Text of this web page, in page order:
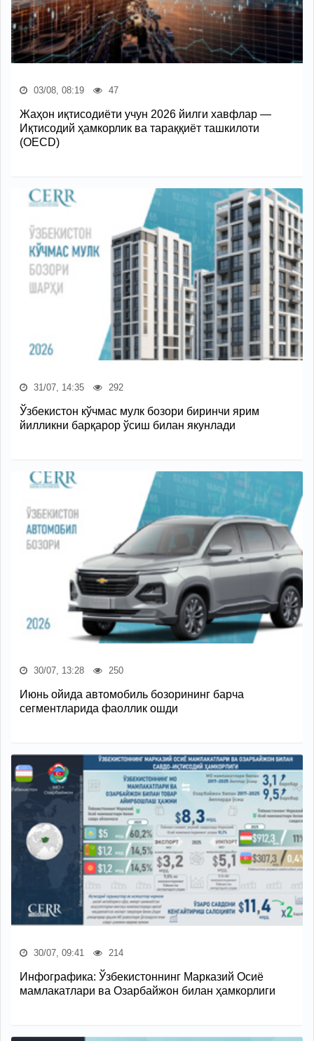
03/08, 08:19 47
Жаҳон иқтисодиёти учун 2026 йилги хавфлар —
Иқтисодий ҳамкорлик ва тараққиёт ташкилоти
(OECD)
31/07, 14:35 292
Ўзбекистон кўчмас мулк бозори биринчи ярим
йилликни барқарор ўсиш билан якунлади
30/07, 13:28 250
Июнь ойида автомобиль бозорининг барча
сегментларида фаоллик ошди
30/07, 09:41 214
Инфографика: Ўзбекистоннинг Марказий Осиё
мамлакатлари ва Озарбайжон билан ҳамкорлиги